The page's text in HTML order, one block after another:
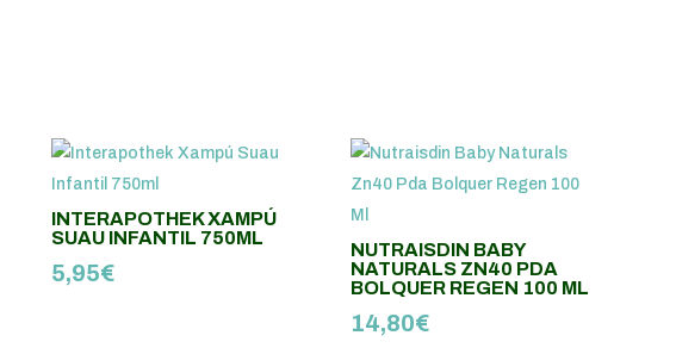
INTERAPOTHEK XAMPÚ
SUAU INFANTIL 750ML
5,95€
NUTRAISDIN BABY
NATURALS ZN40 PDA
BOLQUER REGEN 100 ML
14,80€